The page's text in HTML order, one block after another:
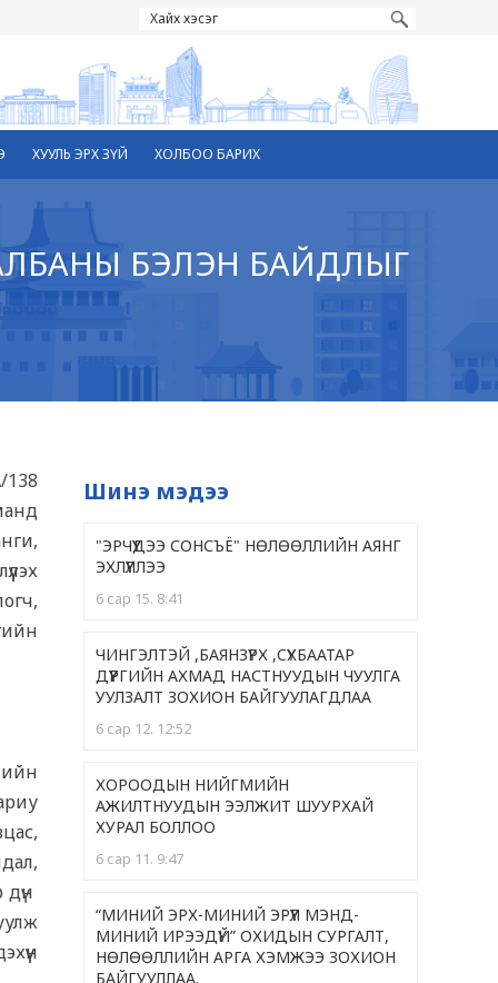
ХУУЛЬ ЭРХ ЗҮЙ ХОЛБОО БАРИХ
БЭЛЭН БАЙДЛЫГ
138
Шинэ мэдээ
"ЭРЧҮҮДЭЭ СОНСЪЁ" НӨЛӨӨЛЛИЙН АЯНГ
ЭХЛҮҮЛЛЭЭ
6 сар 15. 8:41
ЧИНГЭЛТЭЙ ,БАЯНЗҮРХ ,CҮХБААТАР
ДҮҮРГИЙН АХМАД НАСТНУУДЫН ЧУУЛГА
УУЛЗАЛТ ЗОХИОН БАЙГУУЛАГДЛАА
6 сар 12. 12:52
ХОРООДЫН НИЙГМИЙН
АЖИЛТНУУДЫН ЭЭЛЖИТ ШУУРХАЙ
ХУРАЛ БОЛЛОО
6 сар 11. 9:47
“МИНИЙ ЭРХ-МИНИЙ ЭРҮҮЛ МЭНД-
МИНИЙ ИРЭЭДҮЙ” ОХИДЫН СУРГАЛТ,
НӨЛӨӨЛЛИЙН АРГА ХЭМЖЭЭ ЗОХИОН
БАЙГУУЛЛАА.